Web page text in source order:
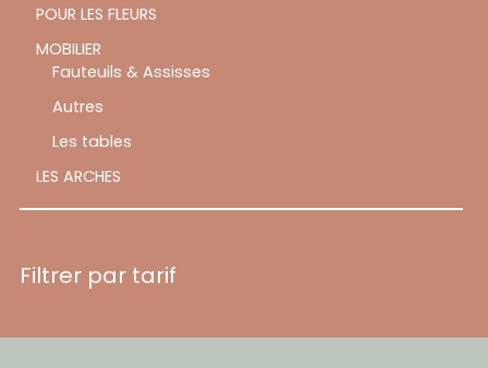
POUR LES FLEURS
MOBILIER
Fauteuils & Assisses
Autres
Les tables
LES ARCHES
Filtrer par tarif